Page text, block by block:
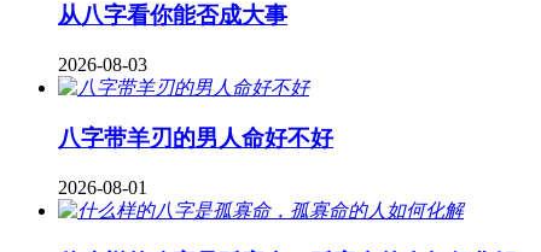
从八字看你能否成大事
2026-08-03
八字带羊刃的男人命好不好
2026-08-01